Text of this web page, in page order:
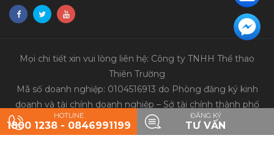
Mọi chi tiết xin vui lòng liên hệ: Công ty TNHH Thể thao
Thiên Trường
Mã số doanh nghiệp: 0104516913 do Phòng đăng ký kinh
doanh và tài chính doanh nghiệp – Sở tài chính thành phố
Hà Nội cấp ngày 9/3/2010
© 2020 Bản quyền thuộc vềThể thao Thiên Trường
HOTLINE
1800 1238 - 0846991199
ĐĂNG KÝ
TƯ VẤN